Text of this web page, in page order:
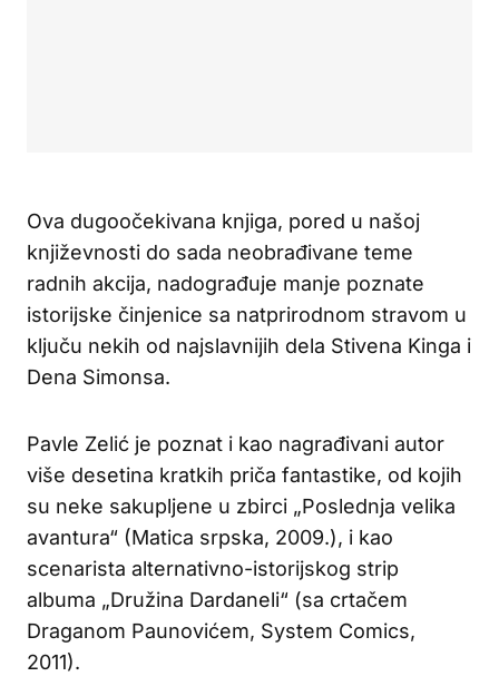
Ova dugoočekivana knjiga, pored u našoj
književnosti do sada neobrađivane teme
radnih akcija, nadograđuje manje poznate
istorijske činjenice sa natprirodnom stravom u
ključu nekih od najslavnijih dela Stivena Kinga i
Dena Simonsa.
Pavle Zelić je poznat i kao nagrađivani autor
više desetina kratkih priča fantastike, od kojih
su neke sakupljene u zbirci „Poslednja velika
avantura“ (Matica srpska, 2009.), i kao
scenarista alternativno-istorijskog strip
albuma „Družina Dardaneli“ (sa crtačem
Draganom Paunovićem, System Comics,
2011).